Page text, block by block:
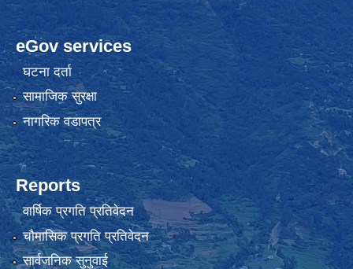
eGov services
घटना दर्ता
सामाजिक सुरक्षा
नागरिक वडापत्र
Reports
वार्षिक प्रगति प्रतिवेदन
चौमासिक प्रगति प्रतिवेदन
सार्वजनिक सुनुवाई